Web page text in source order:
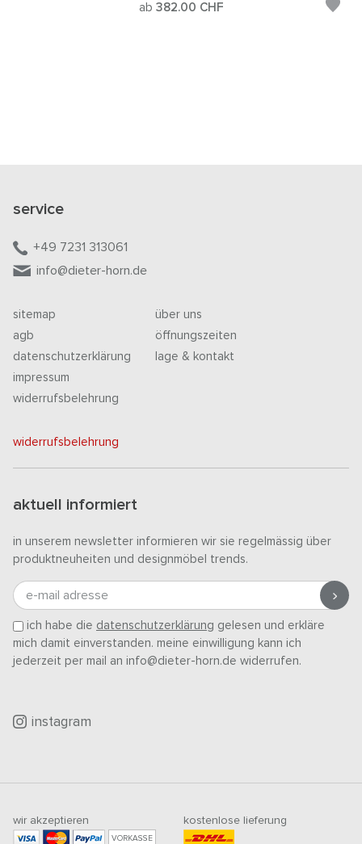
ab 382.00 CHF
service
+49 7231 313061
info@dieter-horn.de
sitemap
agb
datenschutzerklärung
impressum
widerrufsbelehrung
über uns
öffnungszeiten
lage & kontakt
widerrufsbelehrung
aktuell informiert
in unserem newsletter informieren wir sie regelmässig über
produktneuheiten und designmöbel trends.
e-mail adresse
ich habe die datenschutzerklärung gelesen und erkläre
mich damit einverstanden. meine einwilligung kann ich
jederzeit per mail an info@dieter-horn.de widerrufen.
instagram
wir akzeptieren
VORKASSE
kostenlose lieferung